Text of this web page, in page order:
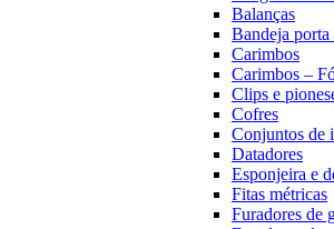
Balanças
Bandeja porta
Carimbos
Carimbos –
Clips e
Cofres
Conjuntos de
Datadores
Esponjeira e
Fitas métricas
Furadores de